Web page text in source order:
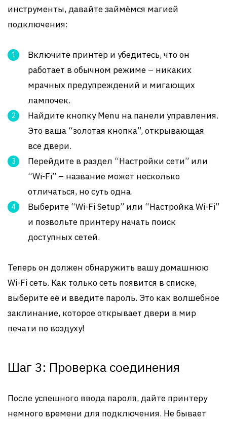
инструменты, давайте займёмся магией
подключения:
Включите принтер и убедитесь, что он
работает в обычном режиме – никаких
мрачных предупреждений и мигающих
лампочек.
Найдите кнопку Menu на панели управления.
Это ваша “золотая кнопка”, открывающая
все двери.
Перейдите в раздел “Настройки сети” или
“Wi-Fi” – название может несколько
отличаться, но суть одна.
Выберите “Wi-Fi Setup” или “Настройка Wi-Fi”
и позвольте принтеру начать поиск
доступных сетей.
Теперь он должен обнаружить вашу домашнюю
Wi-Fi сеть. Как только сеть появится в списке,
выберите её и введите пароль. Это как волшебное
заклинание, которое открывает двери в мир
печати по воздуху!
Шаг 3: Проверка соединения
После успешного ввода пароля, дайте принтеру
немного времени для подключения. Не бывает